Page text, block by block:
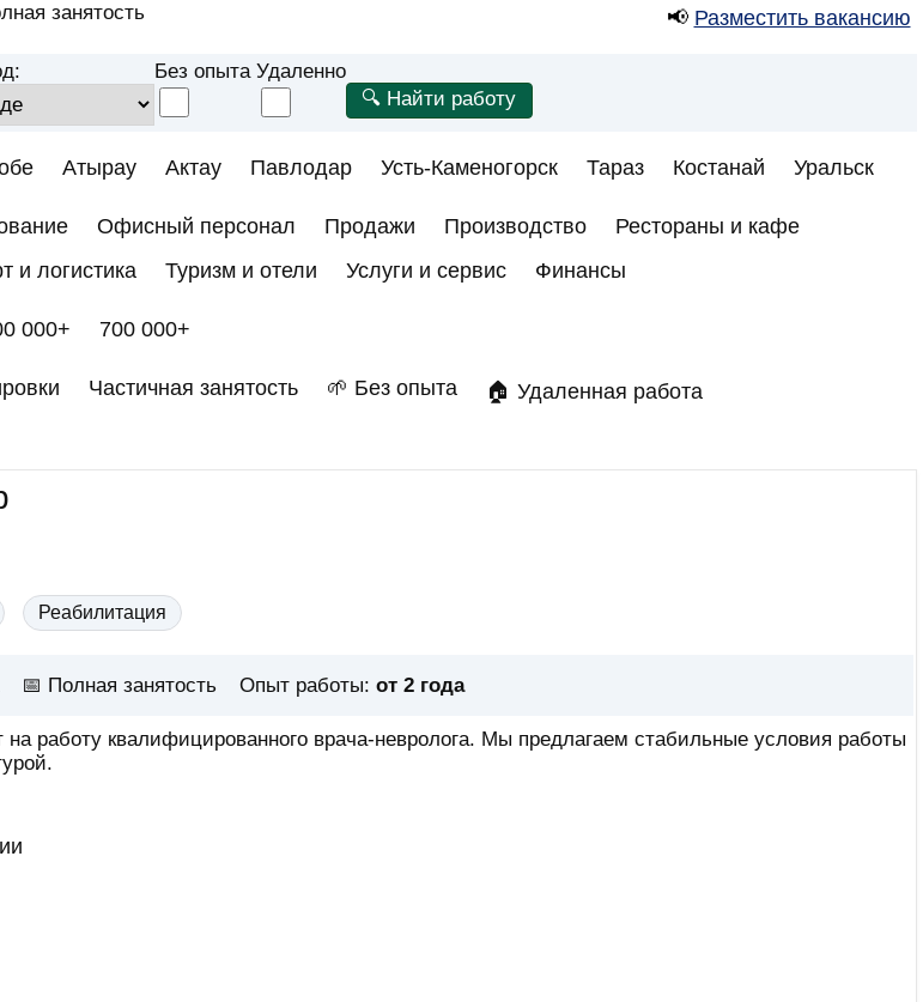
занятость 📢 Разместить вакансию
Без опыта Удаленно
Атырау Актау Павлодар Усть-Каменогорск Тараз Костанай Уральск
Офисный персонал Продажи Производство
Рестораны и кафе
и логистика Туризм и отели Услуги и сервис Финансы
000+ 700 000+
Частичная занятость 🌱 Без опыта 🏠 Удаленная работа
Реабилитация
📅 Полная занятость Опыт работы: от 2 года
работу квалифицированного врача-невролога. Мы предлагаем стабильные условия работы